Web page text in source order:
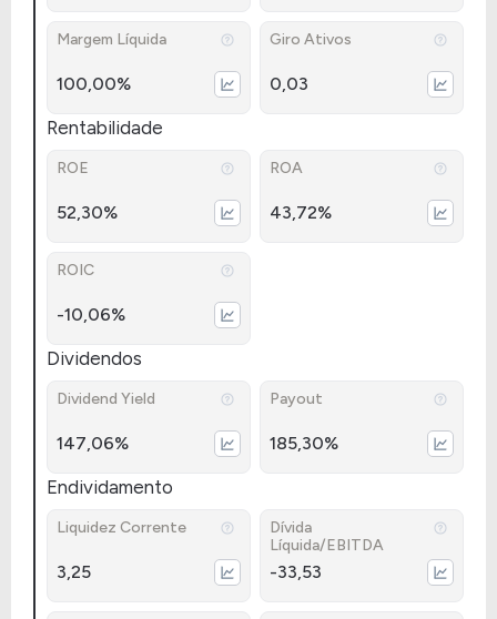
Margem Líquida
100,00%
Giro Ativos
0,03
Rentabilidade
ROE
52,30%
ROA
43,72%
ROIC
-10,06%
Dividendos
Dividend Yield
147,06%
Payout
185,30%
Endividamento
Liquidez Corrente
3,25
Dívida
Líquida/EBITDA
-33,53